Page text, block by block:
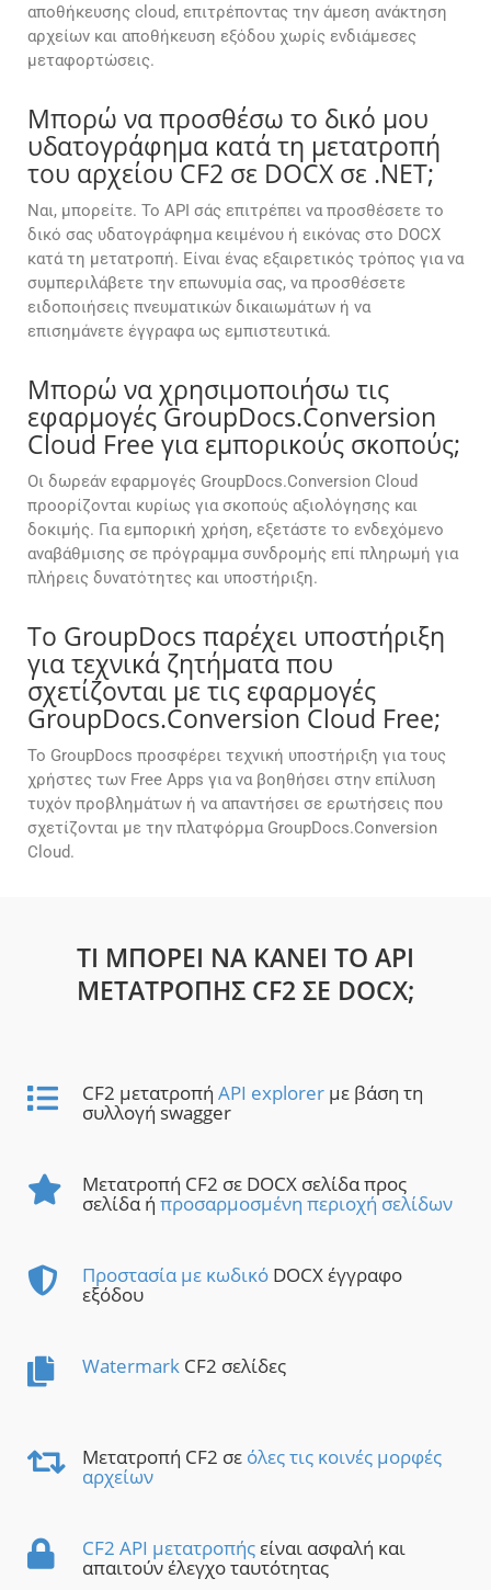
αποθήκευσης cloud, επιτρέποντας την άμεση ανάκτηση
αρχείων και αποθήκευση εξόδου χωρίς ενδιάμεσες
μεταφορτώσεις.
Μπορώ να προσθέσω το δικό μου
υδατογράφημα κατά τη μετατροπή
του αρχείου CF2 σε DOCX σε .NET;
Ναι, μπορείτε. Το API σάς επιτρέπει να προσθέσετε το
δικό σας υδατογράφημα κειμένου ή εικόνας στο DOCX
κατά τη μετατροπή. Είναι ένας εξαιρετικός τρόπος για να
συμπεριλάβετε την επωνυμία σας, να προσθέσετε
ειδοποιήσεις πνευματικών δικαιωμάτων ή να
επισημάνετε έγγραφα ως εμπιστευτικά.
Μπορώ να χρησιμοποιήσω τις
εφαρμογές GroupDocs.Conversion
Cloud Free για εμπορικούς σκοπούς;
Οι δωρεάν εφαρμογές GroupDocs.Conversion Cloud
προορίζονται κυρίως για σκοπούς αξιολόγησης και
δοκιμής. Για εμπορική χρήση, εξετάστε το ενδεχόμενο
αναβάθμισης σε πρόγραμμα συνδρομής επί πληρωμή για
πλήρεις δυνατότητες και υποστήριξη.
Το GroupDocs παρέχει υποστήριξη
για τεχνικά ζητήματα που
σχετίζονται με τις εφαρμογές
GroupDocs.Conversion Cloud Free;
Το GroupDocs προσφέρει τεχνική υποστήριξη για τους
χρήστες των Free Apps για να βοηθήσει στην επίλυση
τυχόν προβλημάτων ή να απαντήσει σε ερωτήσεις που
σχετίζονται με την πλατφόρμα GroupDocs.Conversion
Cloud.
ΤΙ ΜΠΟΡΕΊ ΝΑ ΚΆΝΕΙ ΤΟ API
ΜΕΤΑΤΡΟΠΉΣ CF2 ΣΕ DOCX;
CF2 μετατροπή API explorer με βάση τη
συλλογή swagger
Μετατροπή CF2 σε DOCX σελίδα προς
σελίδα ή προσαρμοσμένη περιοχή σελίδων
Προστασία με κωδικό DOCX έγγραφο
εξόδου
Watermark CF2 σελίδες
Μετατροπή CF2 σε όλες τις κοινές μορφές
αρχείων
CF2 API μετατροπήςείναι ασφαλή και
απαιτούν έλεγχο ταυτότητας